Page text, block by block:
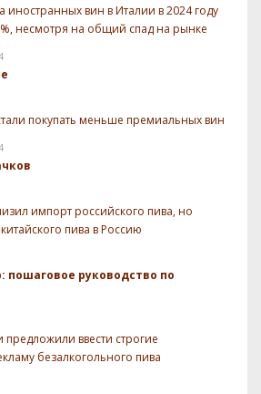
иностранных вин в Италии в 2024 году
несмотря на общий спад на рынке
покупать меньше премиальных вин
импорт российского пива, но
пива в Россию
руководство по
предложили ввести строгие
безалкогольного пива